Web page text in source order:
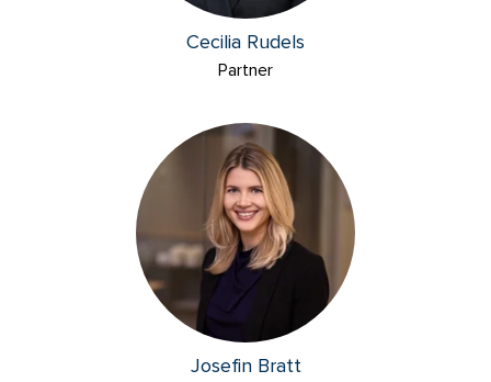
Cecilia Rudels
Partner
Josefin Bratt